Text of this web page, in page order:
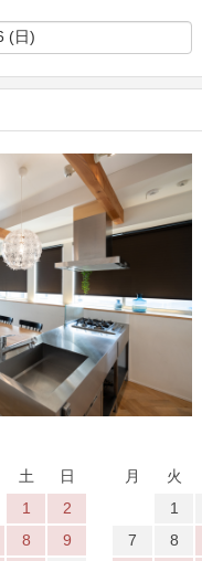
土
日
1
2
8
9
月
火
1
7
8